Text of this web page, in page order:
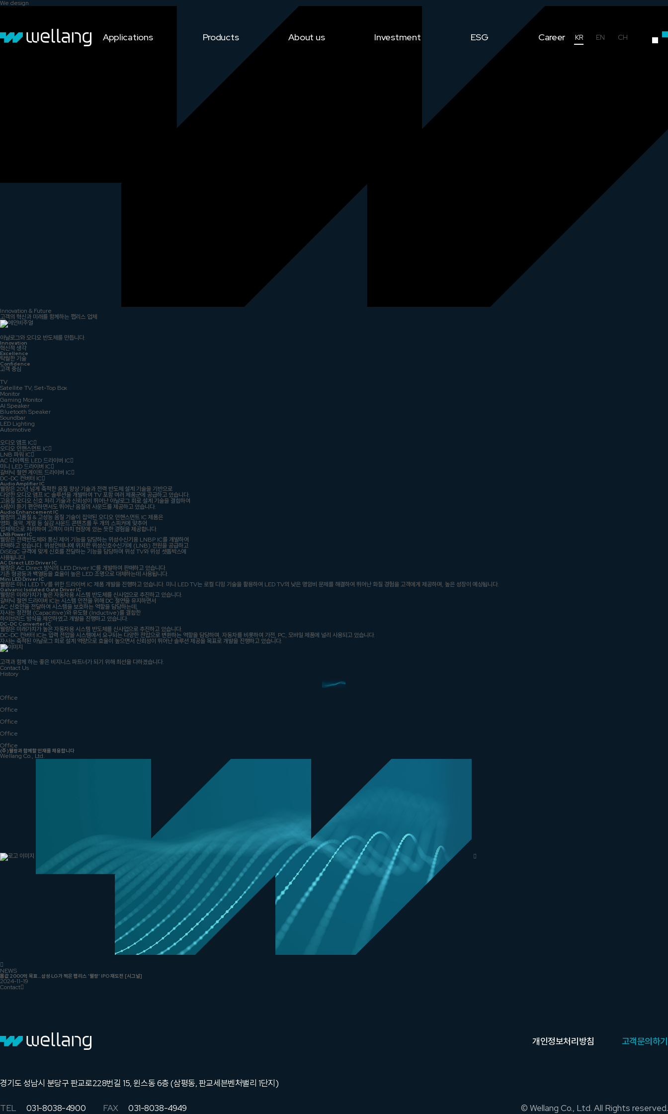
KR EN CH
Applications Products About us Investment ESG Career
We design
Innovation & Future
고객의 혁신과 미래를 함께하는 팹리스 업체
아날로그와 오디오 반도체를 만듭니다.
Innovation
혁신적 생각
Excellence
탁월한 기술
Confidence
고객 중심
TV
Satellite TV, Set-Top Box
Monitor
Gaming Monitor
AI Speaker
Bluetooth Speaker
Soundbar
LED Lighting
Automotive
오디오 앰프 IC
오디오 인핸스먼트 IC
LNB 파워 IC
AC 다이렉트 LED 드라이버 IC
미니 LED 드라이버 IC
갈바닉 절연 게이트 드라이버 IC
DC-DC 컨버터 IC
Audio Amplifier IC
웰랑은 20년 넘게 축적한 음질 향상 기술과 전력 반도체 설계 기술을 기반으로
다양한 오디오 앰프 IC 솔루션을 개발하여 TV 포함 여러 제품군에 공급하고 있습니다.
고음질 오디오 신호 처리 기술과 신뢰성이 뛰어난 아날로그 회로 설계 기술을 결합하여
사람이 듣기 편안하면서도 뛰어난 음질의 사운드를 제공하고 있습니다.
Audio Enhancement IC
웰랑의 고품질 & 고성능 음질 기술이 집약된 오디오 인핸스먼트 IC 제품은
영화, 음악, 게임 등 실감 사운드 콘텐츠를 두 개의 스피커에 맞추어
입체적으로 처리하여 고객이 마치 현장에 있는 듯한 경험을 제공합니다.
LNB Power IC
웰랑은 전력반도체와 통신 제어 기능을 담당하는 위성수신기용 LNBP IC를 개발하여
판매하고 있습니다. 위성안테나에 위치한 위성신호수신기에 (LNB) 전원을 공급하고
DiSEqC 규격에 맞게 신호를 전달하는 기능을 담당하며 위성 TV와 위성 셋톱박스에
사용됩니다.
AC Direct LED Driver IC
웰랑은 AC Direct 방식의 LED Driver IC를 개발하여 판매하고 있습니다.
기존 형광등과 백열등을 효율이 높은 LED 조명으로 대체하는데 사용됩니다.
Mini LED Driver IC
웰랑은 미니 LED TV를 위한 드라이버 IC 제품 개발을 진행하고 있습니다. 미니 LED TV는 로컬 디밍 기술을 활용하여 LED TV의 낮은 명암비 문제를 해결하여 뛰어난 화질 경험을 고객에게 제공하며, 높은 성장이 예상됩니다.
Galvanic Isolated Gate Driver IC
웰랑은 미래가치가 높은 자동차용 시스템 반도체를 신사업으로 추진하고 있습니다.
갈바닉 절연 드라이버 IC는 시스템 안전을 위해 DC 절연을 유지하면서
AC 신호만을 전달하여 시스템을 보호하는 역할을 담당하는데,
자사는 정전형 (Capacitive)와 유도형 (Inductive)를 결합한
하이브리드 방식을 제안하였고 개발을 진행하고 있습니다.
DC-DC Converter IC
웰랑은 미래가치가 높은 자동차용 시스템 반도체를 신사업으로 추진하고 있습니다.
DC-DC 컨버터 IC는 입력 전압을 시스템에서 요구되는 다양한 전압으로 변환하는 역할을 담당하며, 자동차를 비롯하여 가전, PC, 모바일 제품에 널리 사용되고 있습니다.
자사는 축적된 아날로그 회로 설계 역량으로 효율이 높으면서 신뢰성이 뛰어난 솔루션 제공을 목표로 개발을 진행하고 있습니다.
고객과 함께 하는 좋은 비지니스 파트너가 되기 위해 최선을 다하겠습니다.
Contact Us
History
Office
Office
Office
Office
Office
(주)웰랑과 함께할 인재를 채용합니다
Wellang Co., Ltd.
NEWS
몸값 2000억 목표…삼성·LG가 찍은 팹리스 '웰랑' IPO 재도전 [시그널]
2024-11-19
Contact
개인정보처리방침 고객문의하기
경기도 성남시 분당구 판교로228번길 15, 윈스동 6층 (삼평동, 판교세븐벤처밸리 1단지)
TEL 031-8038-4900 FAX 031-8038-4949 © Wellang Co., Ltd. All Rights reserved.